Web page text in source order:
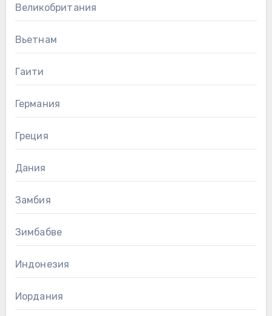
Великобритания
Вьетнам
Гаити
Германия
Греция
Дания
Замбия
Зимбабве
Индонезия
Иордания